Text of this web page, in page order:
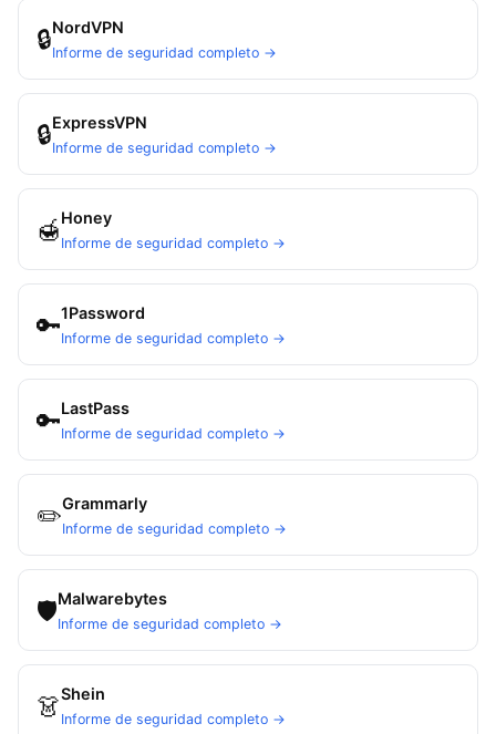
🔒NordVPN
Informe de seguridad completo →
🔒ExpressVPN
Informe de seguridad completo →
🍯Honey
Informe de seguridad completo →
🔑1Password
Informe de seguridad completo →
🔑LastPass
Informe de seguridad completo →
✏️Grammarly
Informe de seguridad completo →
🛡Malwarebytes
Informe de seguridad completo →
👗Shein
Informe de seguridad completo →